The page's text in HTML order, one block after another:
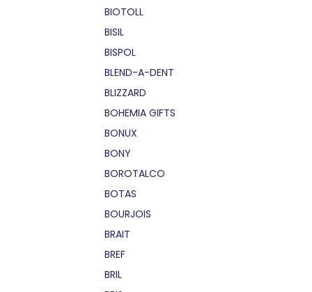
BIOTOLL
BISIL
BISPOL
BLEND-A-DENT
BLIZZARD
BOHEMIA GIFTS
BONUX
BONY
BOROTALCO
BOTAS
BOURJOIS
BRAIT
BREF
BRIL